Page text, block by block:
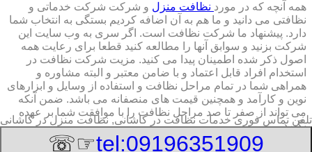
همه آنچه که در مورد نظافت منزل و شرکت شرکت خدماتی و
نظافتی می دانید و ما هم به آن اضافه کردیم بستگی به انتخاب شما
دارد. پیشنهاد ما شرکت نظافت است. اگر سری به وب سایت این
شرکت بزنید و سوابق آنها را مطالعه کنید قطعا برای رعایت همه
اصول ذکر شده اطمینان پیدا می کنید. مزیت شرکت نظافت در
استخدام افراد قابل اعتماد و با ضامن معتبر و البته مشاوره و
همراهی شما در تمام مراحل نظافت و استفاده از وسایل و ابزارهای
نوین و کارآمد و همچنین قیمت های منصفانه می باشد. ضمن آنکه
می تواند از صفر تا صد مراحل نظافت را با موافقت شما بر عهده
بگیرد.
8/6/2026 6:59:23 PM
تلفن تماس فوریخدمات نظافت در کاشانی, نظافت منزل در کاشانی
tel:09196351909
☞☏